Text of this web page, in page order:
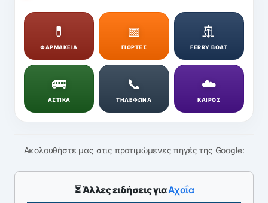
💊
ΦΑΡΜΑΚΕΙΑ
📅
ΓΙΟΡΤΕΣ
🚢
FERRY BOAT
🚌
ΑΣΤΙΚΑ
📞
ΤΗΛΕΦΩΝΑ
☁️
ΚΑΙΡΟΣ
Ακολουθήστε μας στις προτιμώμενες πηγές της Google:
⏳ Άλλες ειδήσεις γιαΑχαΐα